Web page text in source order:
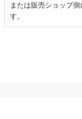
または販売ショップ
す。